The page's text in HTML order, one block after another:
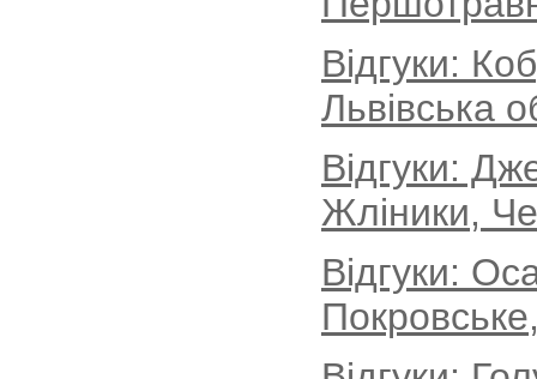
Відгуки:
Львівська
Відгуки:
Жліники,
Відгуки: